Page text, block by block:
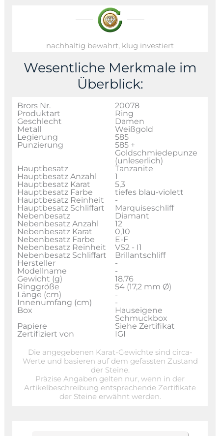
nachhaltig bewahrt, klug investiert
Wesentliche Merkmale im
Überblick:
Brors Nr.
20078
Produktart
Ring
Geschlecht
Damen
Metall
Weißgold
Legierung
585
Punzierung
585 +
Goldschmiedepunze
(unleserlich)
Hauptbesatz
Tanzanite
Hauptbesatz Anzahl
1
Hauptbesatz Karat
5,3
Hauptbesatz Farbe
tiefes blau-violett
Hauptbesatz Reinheit
-
Hauptbesatz Schliffart
Marquiseschliff
Nebenbesatz
Diamant
Nebenbesatz Anzahl
12
Nebenbesatz Karat
0,10
Nebenbesatz Farbe
E-F
Nebenbesatz Reinheit
VS2 - I1
Nebenbesatz Schliffart
Brillantschliff
Hersteller
-
Modellname
-
Gewicht (g)
18.76
Ringgröße
54 (17,2 mm Ø)
Länge (cm)
-
Innenumfang (cm)
-
Box
Hauseigene
Schmuckbox
Papiere
Siehe Zertifikat
Zertifiziert von
IGI
Die angegebenen Karat-Gewichte sind circa-
Werte und basieren auf dem gefassten Zustand
der Steine.
Präzise Angaben gelten nur, wenn in der
Artikelbeschreibung entsprechende Zertifikate
der Steine erwähnt werden.